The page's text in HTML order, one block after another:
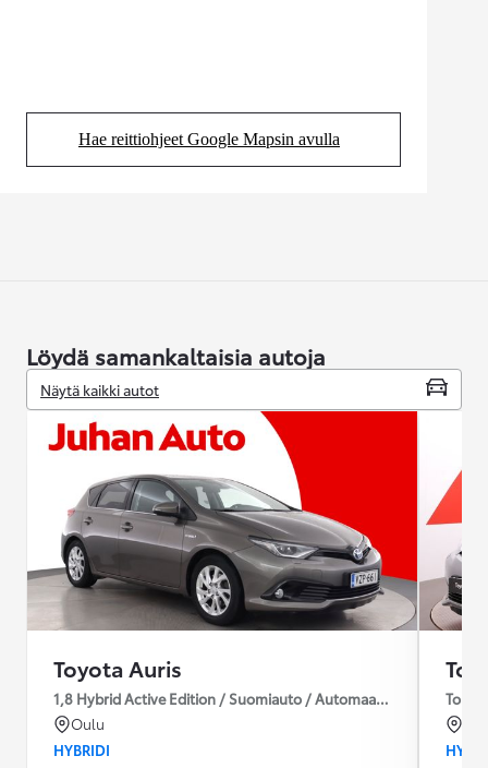
Hae reittiohjeet Google Mapsin avulla
(Aukeaa uudessa välilehdessä)
Löydä samankaltaisia autoja
Näytä kaikki autot
Toyota Auris
1,8 Hybrid Active Edition / Suomiauto / Automaatti /
Oulu
HYBRIDI